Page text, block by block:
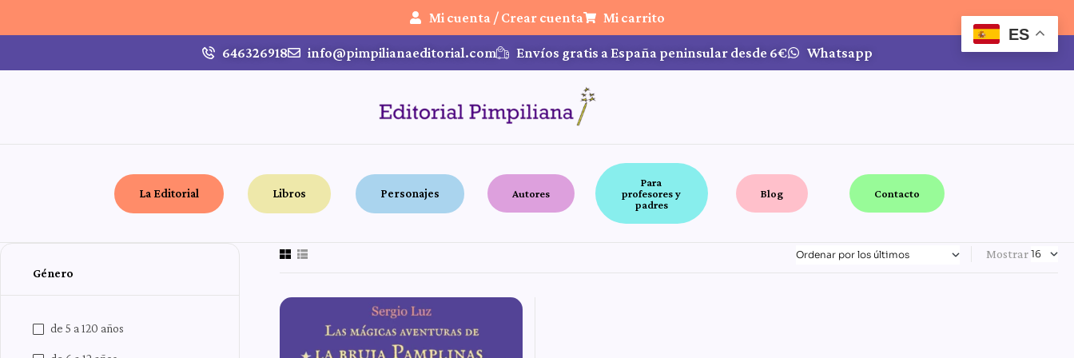
Mi cuenta / Crear cuenta Mi carrito
646326918 info@pimpilianaeditorial.com Envíos gratis a España peninsular desde 6€ Whatsapp
La Editorial Libros Personajes Autores
Para
profesores y
padres
Blog Contacto
Mostrar
Género
de 5 a 120 años
ES